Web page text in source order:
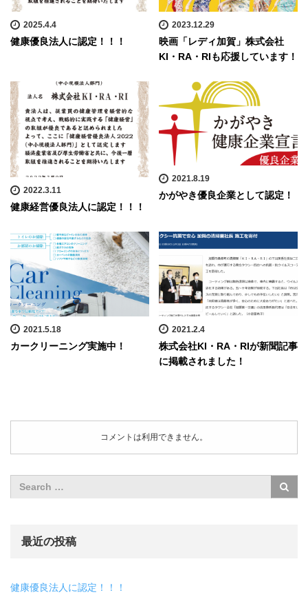
2025.4.4
健康優良法人に認定！！！
2023.12.29
映画「レディ加賀」株式会社
KI・RA・RIも応援しています！
2022.3.11
健康経営優良法人に認定！！！
2021.8.19
かがやき優良企業として認定！
2021.5.18
カークリーニング実施中！
2021.2.4
株式会社KI・RA・RIが新聞記事
に掲載されました！
コメントは利用できません。
最近の投稿
健康優良法人に認定！！！